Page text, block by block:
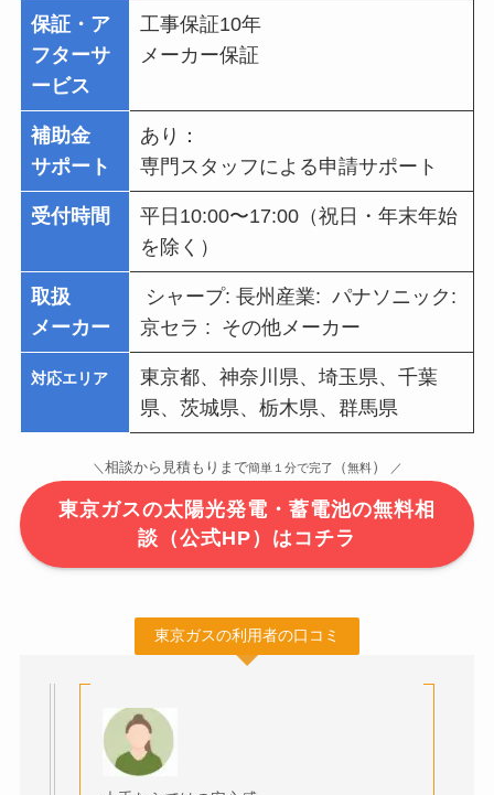
保証・ア
フターサ
ービス
工事保証10年
メーカー保証
補助金
サポート
あり：
専門スタッフによる申請サポート
受付時間
平日10:00〜17:00（祝日・年末年始
を除く）
取扱
メーカー
シャープ: 長州産業: パナソニック:
京セラ : その他メーカー
対応エリア
東京都、神奈川県、埼玉県、千葉
県、茨城県、栃木県、群馬県
＼ 相談から見積もりまで簡単１分で完了 （無料） ／
東京ガスの太陽光発電・蓄電池の無料相
談（公式HP）はコチラ
東京ガスの利用者の口コミ